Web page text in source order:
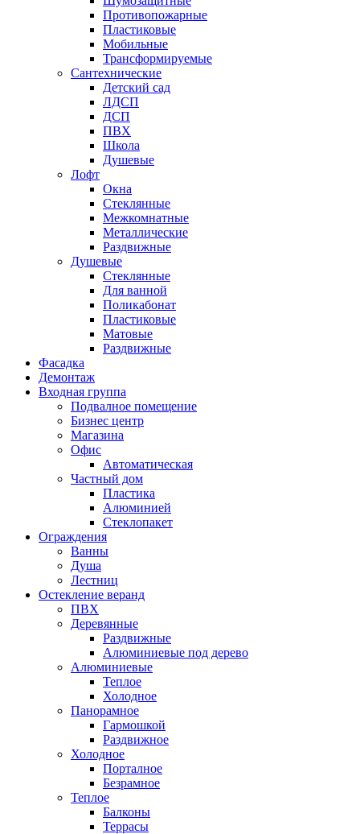
Противопожарные
Пластиковые
Мобильные
Трансформируемые
Сантехнические
Детский сад
ЛДСП
ДСП
ПВХ
Школа
Душевые
Лофт
Окна
Стеклянные
Межкомнатные
Металлические
Раздвижные
Душевые
Стеклянные
Для ванной
Поликабонат
Пластиковые
Матовые
Раздвижные
Фасадка
Демонтаж
Входная группа
Подвалное помещение
Бизнес центр
Магазина
Офис
Автоматическая
Частный дом
Пластика
Алюминией
Стеклопакет
Ограждения
Ванны
Душа
Лестниц
Остекление веранд
ПВХ
Деревянные
Раздвижные
Алюминиевые под дерево
Алюминиевые
Теплое
Холодное
Панорамное
Гармошкой
Раздвижное
Холодное
Порталное
Безрамное
Теплое
Балконы
Террасы